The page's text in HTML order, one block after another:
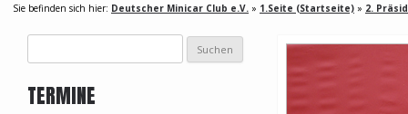
Sie befinden sich hier: Deutscher Minicar Club e.V. » 1.Seite (Startseite) » 2.
nach:
TERMINE